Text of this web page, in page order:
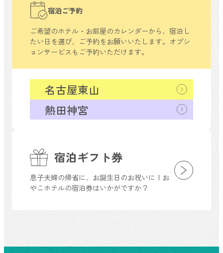
宿泊ギフト券
息子夫婦の帰省に、お誕生日のお祝いに！お
やこホテルの宿泊券はいかがですか？
宿泊ご予約
ご希望のホテル・お部屋のカレンダーから、 宿泊し
たい日を選び、ご予約をお願いいたします。 オプシ
ョンサービスもご予約いただけます。
熱田神宮
名古屋東山